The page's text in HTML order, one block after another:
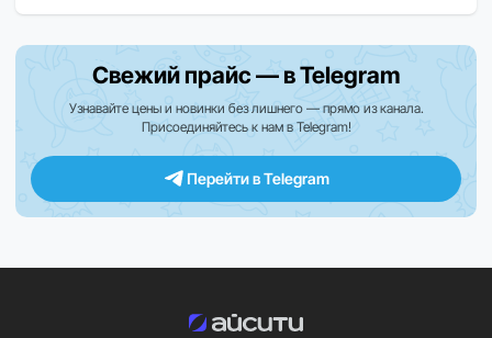
может отличаться или быть недоступна.
Закажите прямо сейчас
Оформите заказ на Samsung Galaxy A36 8/128GB уже
сегодня и получите практичный и мощный смартфон с
ярким экраном и стабильной работой.
Свежий прайс — в Telegram
Узнавайте цены и новинки без лишнего — прямо из канала.
Присоединяйтесь к нам в Telegram!
Перейти в Telegram